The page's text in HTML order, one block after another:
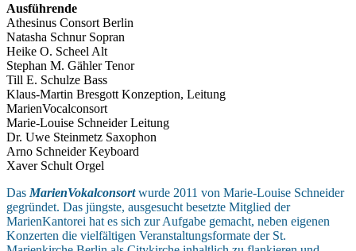
Ausführende
Athesinus Consort Berlin
Natasha Schnur Sopran
Heike O. Scheel Alt
Stephan M. Gähler Tenor
Till E. Schulze Bass
Klaus-Martin Bresgott Konzeption, Leitung
MarienVocalconsort
Marie-Louise Schneider Leitung
Dr. Uwe Steinmetz Saxophon
Arno Schneider Keyboard
Xaver Schult Orgel
Das MarienVokalconsortwurde 2011 von Marie-Louise Schneider
gegründet. Das jüngste, ausgesucht besetzte Mitglied der
MarienKantorei hat es sich zur Aufgabe gemacht, neben eigenen
Konzerten die vielfältigen Veranstaltungsformate der St.